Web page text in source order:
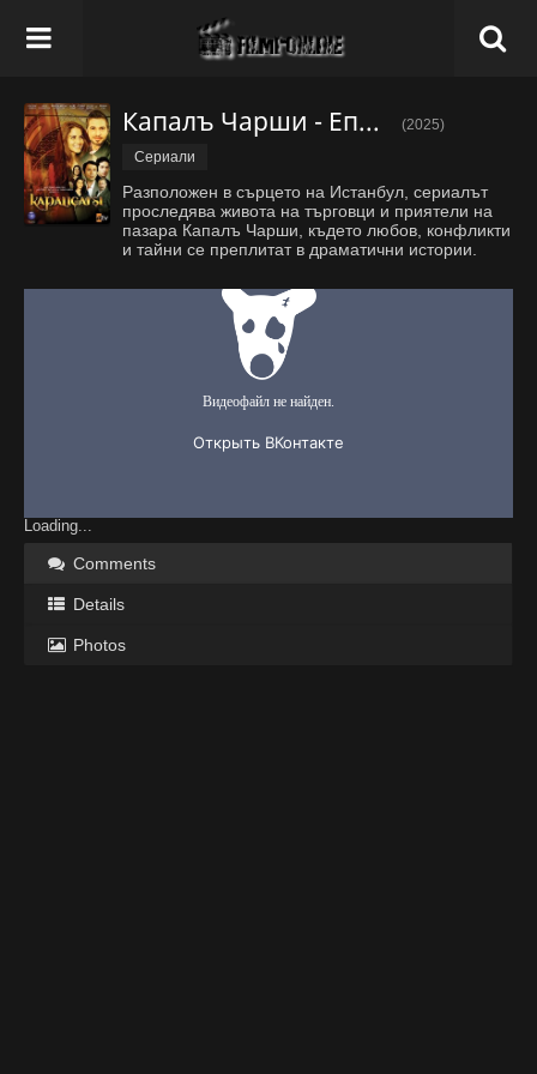
Капалъ Чарши - Епизод 1
(2025)
Сериали
Разположен в сърцето на Истанбул, сериалът
проследява живота на търговци и приятели на
пазара Капалъ Чарши, където любов, конфликти
и тайни се преплитат в драматични истории.
Loading...
Comments
Details
Photos